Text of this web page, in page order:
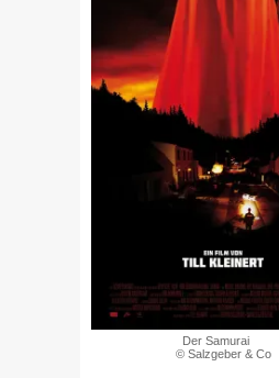
Der Samurai
© Salzgeber & Co